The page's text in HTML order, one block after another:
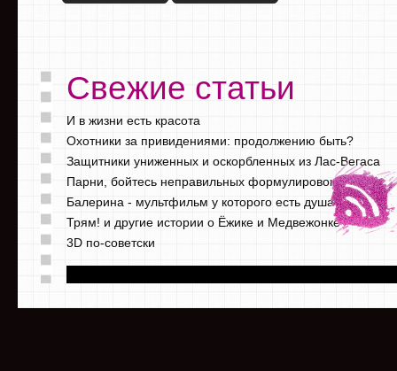
Свежие статьи
И в жизни есть красота
Охотники за привидениями: продолжению быть?
Защитники униженных и оскорбленных из Лас-Вегаса
Парни, бойтесь неправильных формулировок
Балерина - мультфильм у которого есть душа
Трям! и другие истории о Ёжике и Медвежонке
3D по-советски